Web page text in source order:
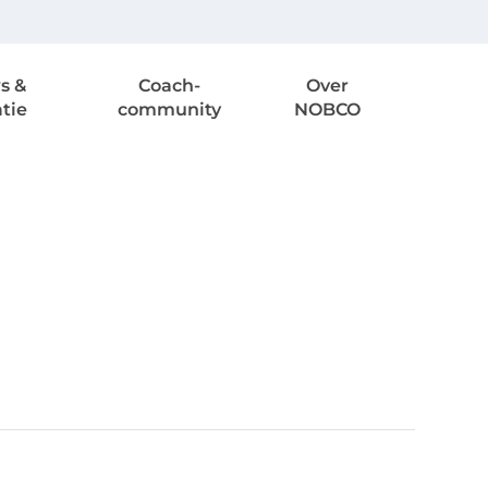
&
Coach-
community
Over
NOBCO